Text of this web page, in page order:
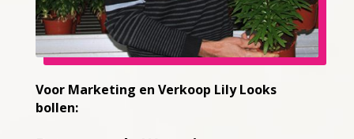
Voor Marketing en Verkoop Lily Looks
bollen: